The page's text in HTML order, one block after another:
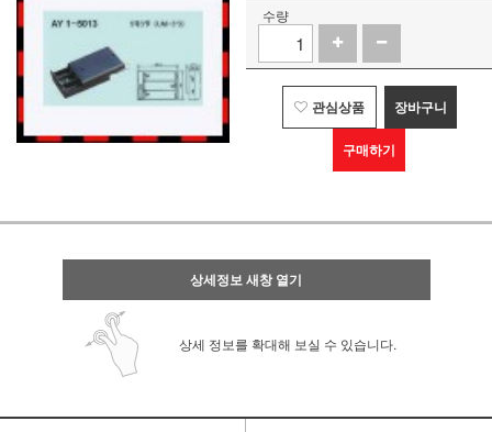
수량
관심상품 장바구니
구매하기
상세정보 새창 열기
상세 정보를 확대해 보실 수 있습니다.